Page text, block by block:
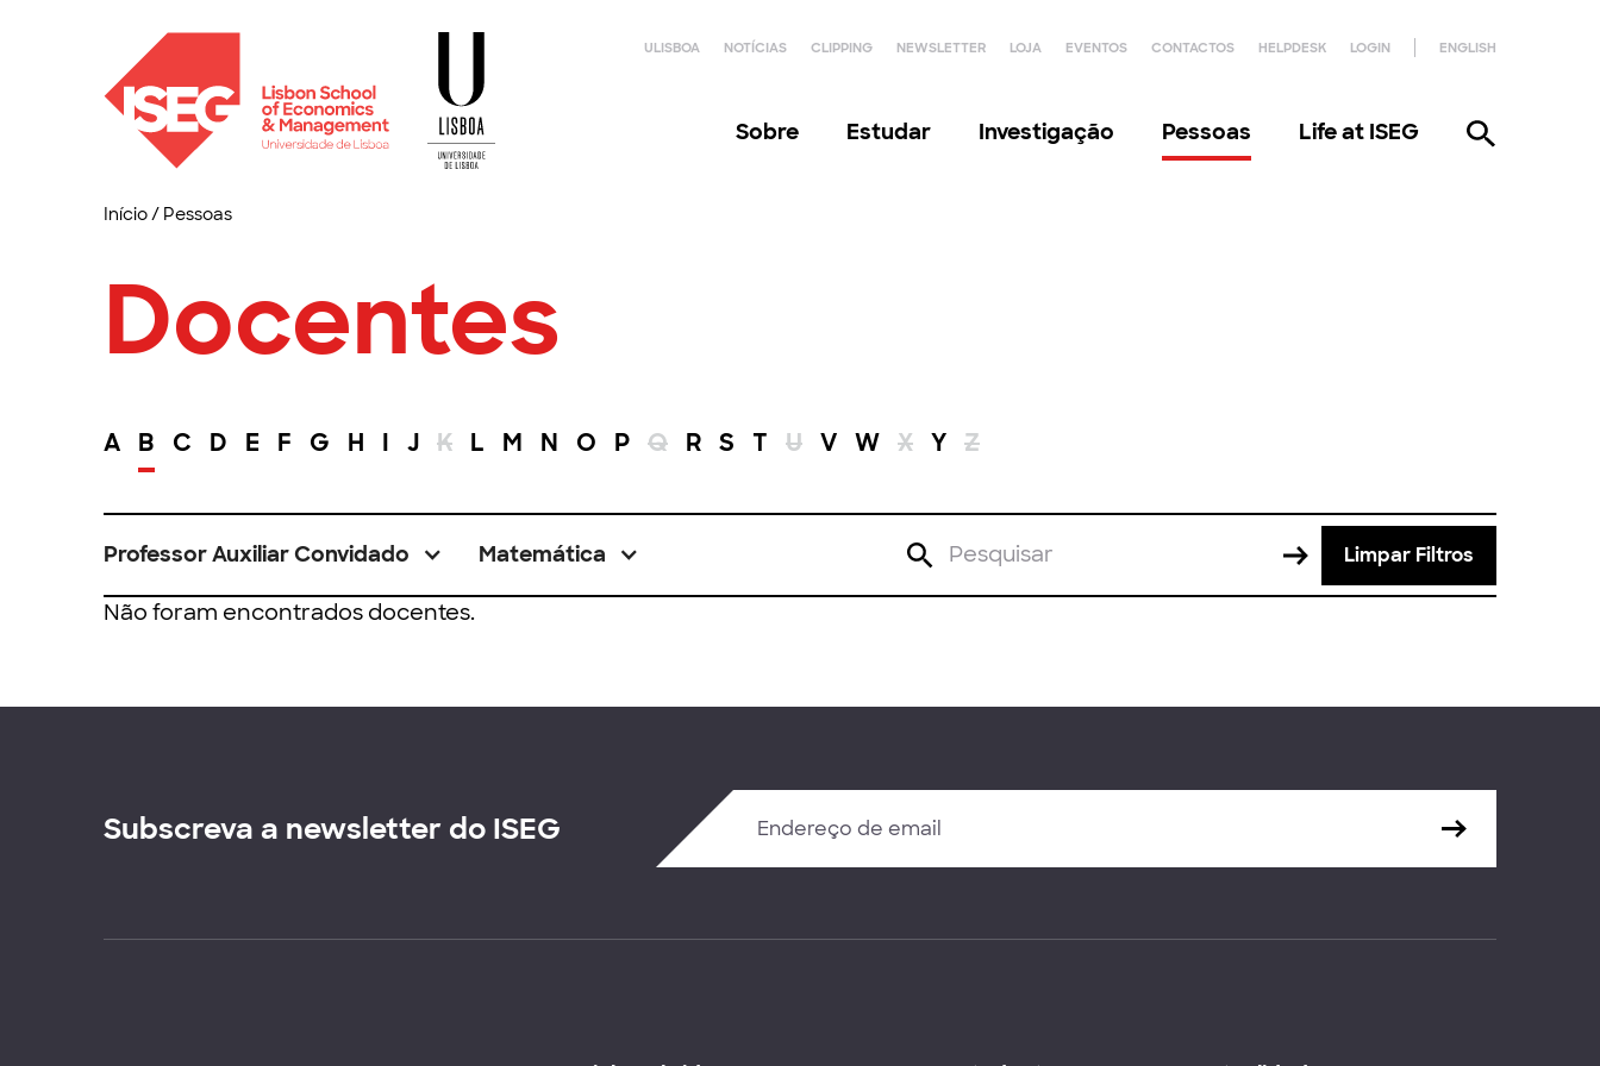
ULISBOA NOTÍCIAS CLIPPING NEWSLETTER LOJA EVENTOS CONTACTOS HELPDESK LOGIN ENGLISH
Sobre Estudar Investigação Pessoas Life at ISEG
Início/ Pessoas
Docentes
A B C D E F G H I J K L M N O P Q R S T U V W X Y Z
Professor Auxiliar Convidado Matemática Limpar Filtros
Não foram encontrados docentes.
Subscreva a newsletter do ISEG